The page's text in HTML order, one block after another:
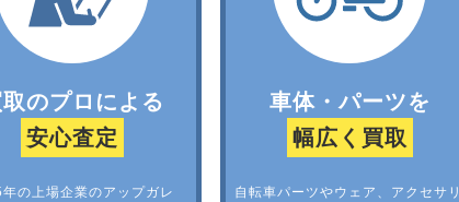
取のプロによる
安心査定
の上場企業のアップガレ
車体・パーツを
幅広く買取
自転車パーツやウェア、アクセサリ